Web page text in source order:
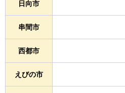
日向市
串間市
西都市
えびの市